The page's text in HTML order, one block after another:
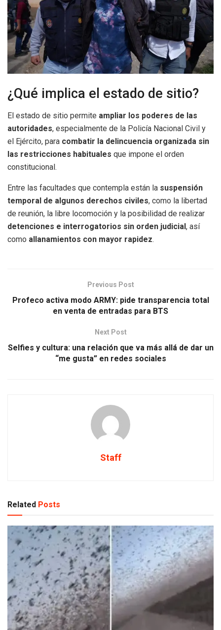
¿Qué implica el estado de sitio?
El estado de sitio permite ampliar los poderes de las
autoridades, especialmente de la Policía Nacional Civil y
el Ejército, para combatir la delincuencia organizada sin
las restricciones habituales que impone el orden
constitucional.
Entre las facultades que contempla están la suspensión
temporal de algunos derechos civiles, como la libertad
de reunión, la libre locomoción y la posibilidad de realizar
detenciones e interrogatorios sin orden judicial, así
como allanamientos con mayor rapidez.
Previous Post
Profeco activa modo ARMY: pide transparencia total
en venta de entradas para BTS
Next Post
Selfies y cultura: una relación que va más allá de dar un
“me gusta” en redes sociales
Staff
Related Posts